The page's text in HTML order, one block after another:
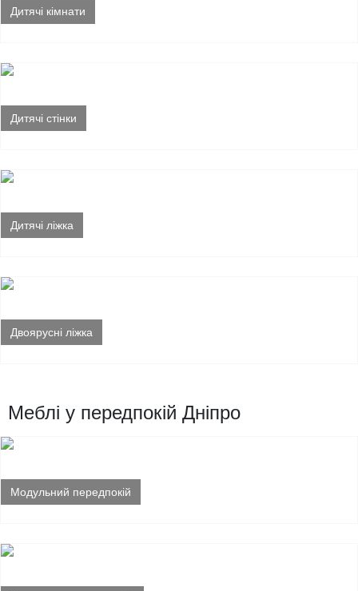
Дитячі кімнати
Дитячі стінки
Дитячі ліжка
Двоярусні ліжка
Меблі у передпокій Дніпро
Модульний передпокій